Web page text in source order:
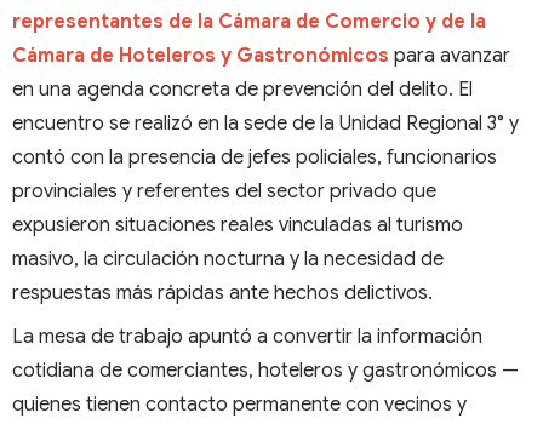
representantes de la Cámara de Comercio y de la
Cámara de Hoteleros y Gastronómicos para avanzar
en una agenda concreta de prevención del delito. El
encuentro se realizó en la sede de la Unidad Regional 3° y
contó con la presencia de jefes policiales, funcionarios
provinciales y referentes del sector privado que
expusieron situaciones reales vinculadas al turismo
masivo, la circulación nocturna y la necesidad de
respuestas más rápidas ante hechos delictivos.
La mesa de trabajo apuntó a convertir la información
cotidiana de comerciantes, hoteleros y gastronómicos —
quienes tienen contacto permanente con vecinos y